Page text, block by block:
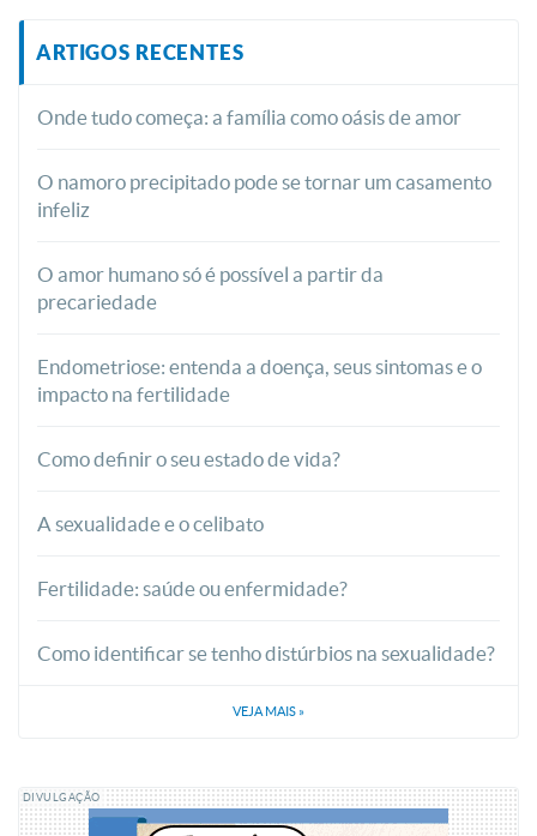
ARTIGOS RECENTES
Onde tudo começa: a família como oásis de amor
O namoro precipitado pode se tornar um casamento
infeliz
O amor humano só é possível a partir da
precariedade
Endometriose: entenda a doença, seus sintomas e o
impacto na fertilidade
Como definir o seu estado de vida?
A sexualidade e o celibato
Fertilidade: saúde ou enfermidade?
Como identificar se tenho distúrbios na sexualidade?
VEJA MAIS »
DIVULGAÇÃO